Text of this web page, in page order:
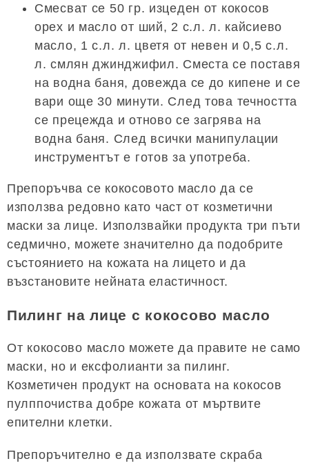
Смесват се 50 гр. изцеден от кокосов
орех и масло от ший, 2 с.л. л. кайсиево
масло, 1 с.л. л. цветя от невен и 0,5 с.л.
л. смлян джинджифил. Сместа се поставя
на водна баня, довежда се до кипене и се
вари още 30 минути. След това течността
се прецежда и отново се загрява на
водна баня. След всички манипулации
инструментът е готов за употреба.
Препоръчва се кокосовото масло да се
използва редовно като част от козметични
маски за лице. Използвайки продукта три пъти
седмично, можете значително да подобрите
състоянието на кожата на лицето и да
възстановите нейната еластичност.
Пилинг на лице с кокосово масло
От кокосово масло можете да правите не само
маски, но и ексфолианти за пилинг.
Козметичен продукт на основата на кокосов
пулппочиства добре кожата от мъртвите
епителни клетки.
Препоръчително е да използвате скраба